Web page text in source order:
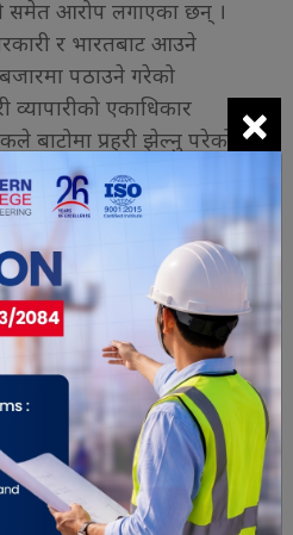
समेत आरोप लगाएका छन् ।
र भारतबाट आउने
पठाउने गरेको
एकाधिकार
बाटोमा प्रहरी झेल्नु परेको
किसानका लागि करोडौं
तरकारी बजारीकरणमा
मेहनत नगरेको बताएका छन् ।
प्रशासकिय अधिकृत प्रदिप
उत्पादन सुरक्षित गर्नकै
काम करिब अन्तिम चरणमा
नेपालमै नयाँ र नमूना
×